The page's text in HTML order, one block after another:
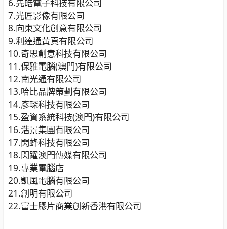
6.先皓電子科技有限公司
7.光匠影像有限公司
8.向東文化創意有限公司
9.利達通黃頁有限公司
10.奇思創意科技有限公司
11.保雅電腦(澳門)有限公司
12.南光通有限公司
13.哈比品牌策劃有限公司
14.彥琛科技有限公司
15.盈資系統科技(澳門)有限公司
16.浩景集團有限公司
17.閃蜂科技有限公司
18.閃躍澳門傳媒有限公司
19.專業電腦店
20.凱風電腦有限公司
21.創明有限公司
22.富士膠片商業創新香港有限公司